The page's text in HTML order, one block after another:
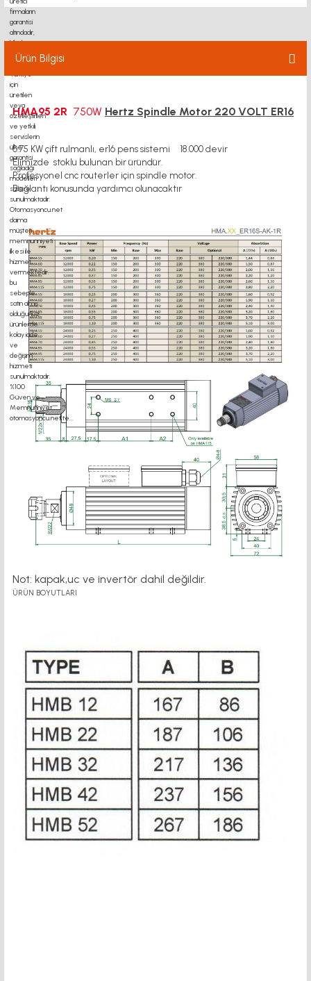
Ürün Bilgisi
HMA95 2R 750W Hertz Spindle Motor 220 VOLT ER16
0.75 KW çift rulmanlı, er16 pens sistemi 18.000 devir
Elimizde stoklu bulunan bir üründür.
Profesyonel cnc routerler için spindle motor.
Bağlantı konusunda yardımcı olunacaktır
Not: kapak,uc ve invertör dahil değildir.
ÜRÜN BOYUTLARI